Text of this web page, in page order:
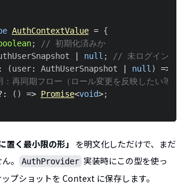
AuthContextValue = {
;
// 初期化済みか
null ;
// 未ログイン時
(user: AuthUserSnapshot null ) =>
再同期フロー（ロール変更を反映したい等）
: ( ) => Promise<void>;
置く最小限の形」
を明文化しただけで、まだ
。
AuthProvider 実装時にこの型を使っ
プショットを Context に保存します。